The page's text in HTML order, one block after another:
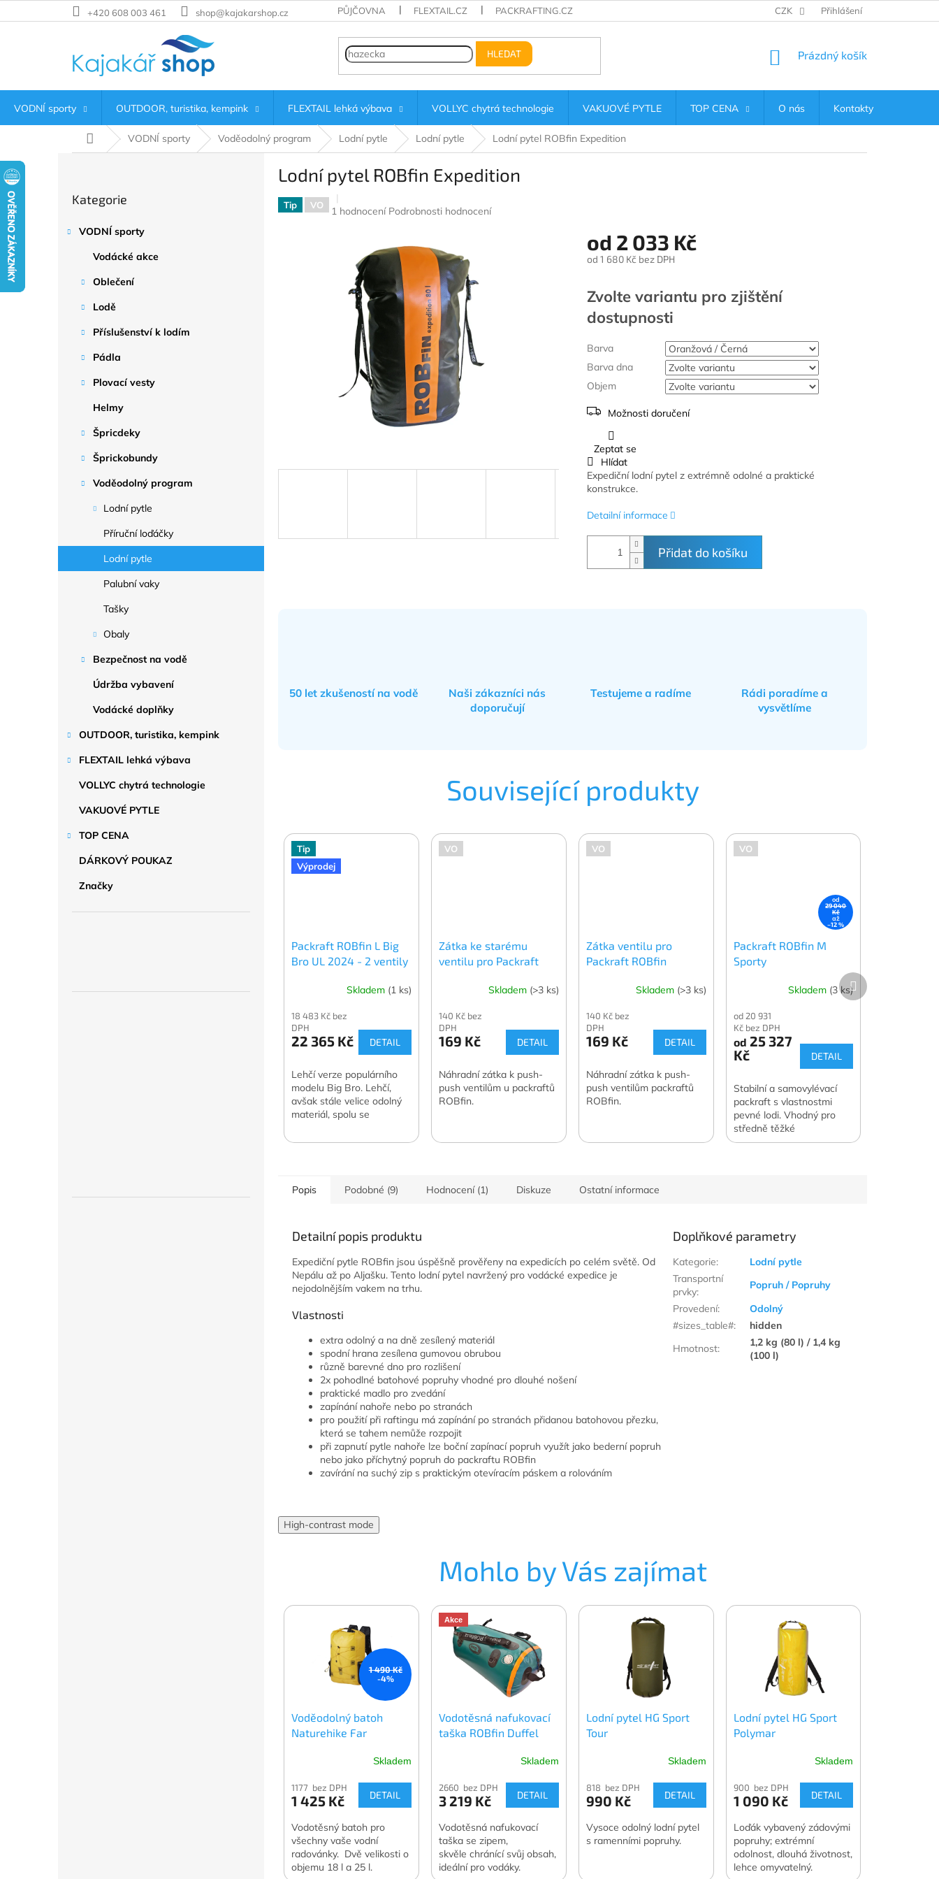
na
+420 608 003 461 shop@kajakarshop.cz PŮJČOVNA FLEXTAIL.CZ PACKRAFTING.CZ CZK Přihlášení
HLEDAT
NÁKUPNÍ
Prázdný košík
VODNÍ sporty OUTDOOR, turistika, kempink FLEXTAIL lehká výbava VOLLYC chytrá technologie VAKUOVÉ PYTLE TOP CENA O nás Kontakty
Domů VODNÍ sporty Voděodolný program Lodní pytle Lodní pytle Lodní pytel ROBfin Expedition
kategorie
Kategorie
VODNÍ sporty
Vodácké akce
Oblečení
Lodě
Příslušenství k lodím
Pádla
Plovací vesty
Helmy
Špricdeky
Šprickobundy
Voděodolný program
Lodní pytle
Příruční loďáčky
Lodní pytle
Palubní vaky
Tašky
Obaly
Bezpečnost na vodě
Údržba vybavení
Vodácké doplňky
OUTDOOR, turistika, kempink
FLEXTAIL lehká výbava
VOLLYC chytrá technologie
VAKUOVÉ PYTLE
TOP CENA
DÁRKOVÝ POUKAZ
Značky
Lodní pytel ROBfin Expedition
Tip VO
Průměrné
hvězdiček.
1 hodnocení Podrobnosti hodnocení
od 2 033 Kč
od 1 680 Kčbez DPH
cena:
Zvolte variantu
Barva
Barva dna
Objem
Možnosti doručení
Přidat do košíku
Expediční lodní pytel z extrémně odolné a praktické
konstrukce.
Detailní informace
Zeptat se
Hlídat
50 let zkušeností na vodě
Naši zákazníci nás
doporučují
Testujeme a radíme
Rádi poradíme a
vysvětlíme
Související produkty
Tip
Výprodej
Packraft ROBfin L Big
Bro UL 2024 - 2 ventily
Skladem (1 ks)
18 483 Kč bez
DPH
22 365 Kč DETAIL
Lehčí verze populárního
modelu Big Bro. Lehčí,
avšak stále velice odolný
materiál, spolu se
úložným prostorem snížil
VO
Zátka ke starému
ventilu pro Packraft
Skladem (>3 ks)
140 Kč bez
DPH
169 Kč DETAIL
Náhradní zátka k push-
push ventilům u packraftů
ROBfin.
VO
Zátka ventilu pro
Packraft ROBfin
Skladem (>3 ks)
140 Kč bez
DPH
169 Kč DETAIL
Náhradní zátka k push-
push ventilům packraftů
ROBfin.
VO
od
29 040
Kč
až
–12 %
Packraft ROBfin M
Sporty
Skladem (3 ks)
od 20 931
Kč bez DPH
od 25 327
Kč
DETAIL
Stabilní a samovylévací
packraft s vlastnostmi
pevné lodi. Vhodný pro
středně těžké
vodáky. Doporučené
Další
produkt
Popis Podobné (9) Hodnocení (1) Diskuze Ostatní informace
Detailní popis produktu
Expediční pytle ROBfin jsou úspěšně prověřeny na expedicích po celém světě. Od
Nepálu až po Aljašku. Tento lodní pytel navržený pro vodácké expedice je
nejodolnějším vakem na trhu.
Vlastnosti
extra odolný a na dně zesílený materiál
spodní hrana zesílena gumovou obrubou
různě barevné dno pro rozlišení
2x pohodlné batohové popruhy vhodné pro dlouhé nošení
praktické madlo pro zvedání
zapínání nahoře nebo po stranách
pro použití při raftingu má zapínání po stranách přidanou batohovou přezku,
která se tahem nemůže rozpojit
při zapnutí pytle nahoře lze boční zapínací popruh využít jako bederní popruh
nebo jako příchytný popruh do packraftu ROBfin
zavírání na suchý zip s praktickým otevíracím páskem a rolováním
Doplňkové parametry
Kategorie:
Lodní pytle
Transportní
prvky:
Popruh / Popruhy
Provedení:
Odolný
#sizes_table#:
hidden
Hmotnost:
1,2 kg (80 l) / 1,4 kg
(100 l)
High-contrast mode
Mohlo by Vás zajímat
1 490 Kč
-4%
Voděodolný batoh
Naturehike Far
Skladem
1177 bez DPH
1 425 Kč DETAIL
Vodotěsný batoh pro
všechny vaše vodní
radovánky. Dvě velikosti o
objemu 18 l a 25 l.
Akce
Vodotěsná nafukovací
taška ROBfin Duffel
Skladem
2660 bez DPH
3 219 Kč DETAIL
Vodotěsná nafukovací
taška se zipem,
skvěle chránící svůj obsah,
ideální pro vodáky.
Lodní pytel HG Sport
Tour
Skladem
818 bez DPH
990 Kč DETAIL
Vysoce odolný lodní pytel
s ramenními popruhy.
Lodní pytel HG Sport
Polymar
Skladem
900 bez DPH
1 090 Kč DETAIL
Loďák vybavený zádovými
popruhy; extrémní
odolnost, dlouhá životnost,
lehce omyvatelný.